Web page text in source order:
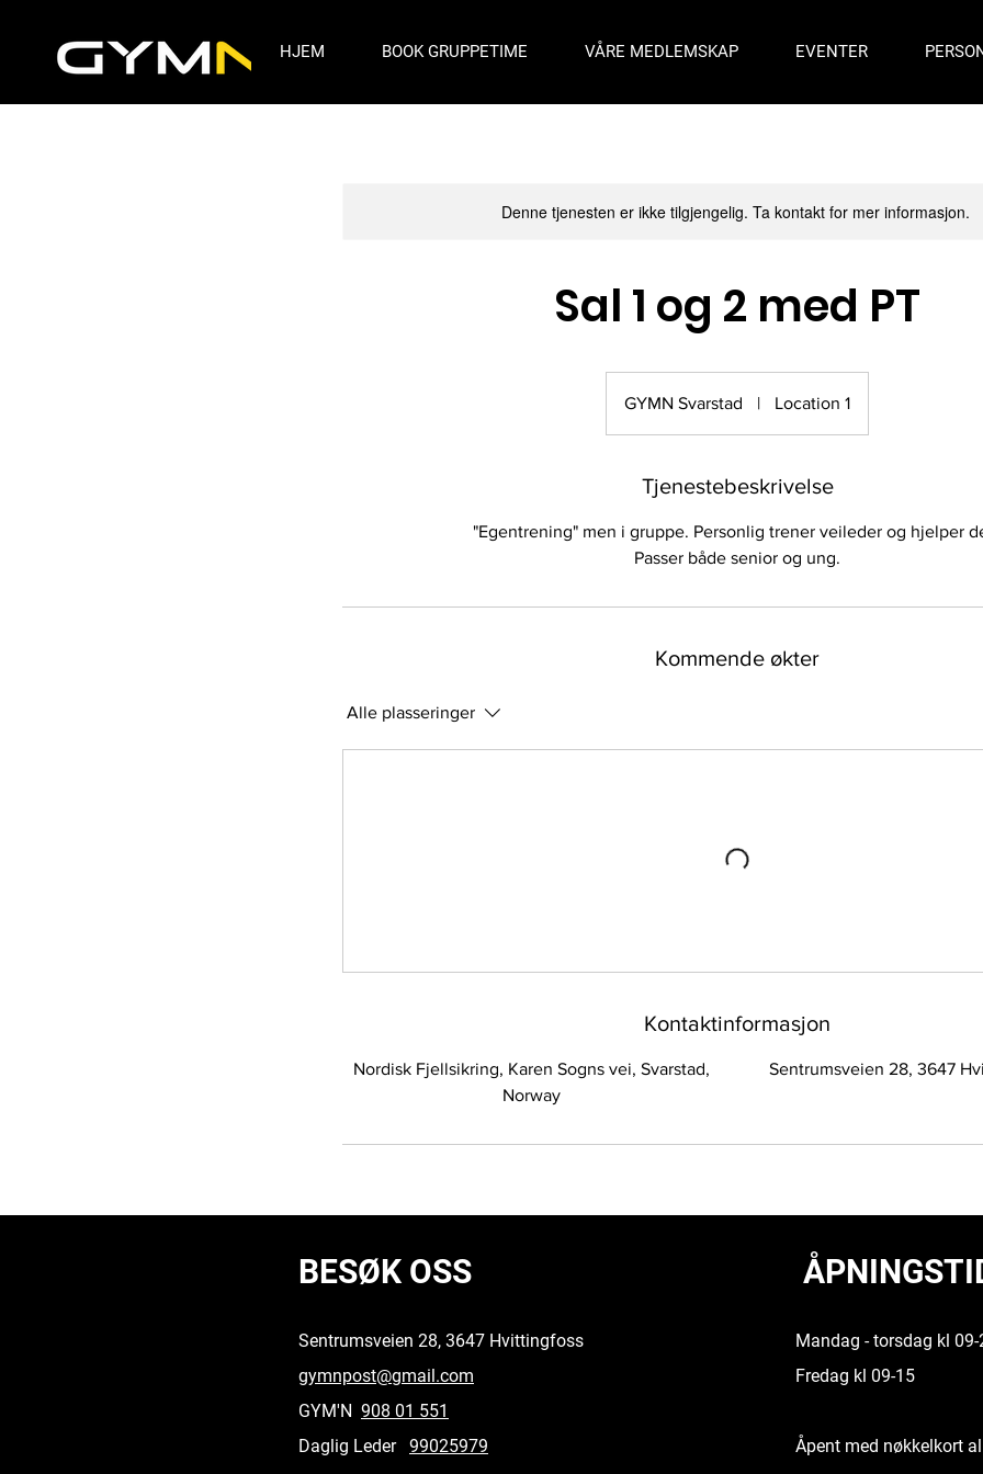
HJEM BOOK GRUPPETIME VÅRE MEDLEMSKAP EVENTER
Denne tjenesten er ikke tilgjengelig. Ta kontakt for mer informasjon.
Sal 1 og 2 med PT
GYMN Svarstad | Location 1
Tjenestebeskrivelse
"Egentrening" men i gruppe. Personlig trener veileder og hjelper
Passer både senior og ung.
Kommende økter
Alle plasseringer
Kontaktinformasjon
Nordisk Fjellsikring, Karen Sogns vei, Svarstad,
Norway
Sentrumsveien 28, 3647
BESØK OSS
Sentrumsveien 28, 3647 Hvittingfoss
gymnpost@gmail.com
GYM'N 908 01 551
Daglig Leder 99025979
Mandag - torsdag kl 09-
Fredag kl 09-15
Åpent med nøkkelkort